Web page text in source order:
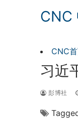
CNC
CNC
习近
彭博社